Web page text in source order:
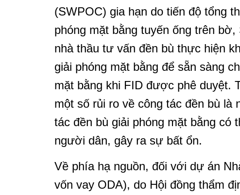
(SWPOC) gia hạn do tiến độ tổng
phóng mặt bằng tuyến ống trên
nhà thầu tư vấn đền bù thực hiện
giải phóng mặt bằng để sẵn sàng
mặt bằng khi FID được phê duyệt.
một số rủi ro về công tác đền bù là
tác đền bù giải phóng mặt bằng có
người dân, gây ra sự bất ổn.
Về phía hạ nguồn, đối với dự án
vốn vay ODA), do Hội đồng thẩm